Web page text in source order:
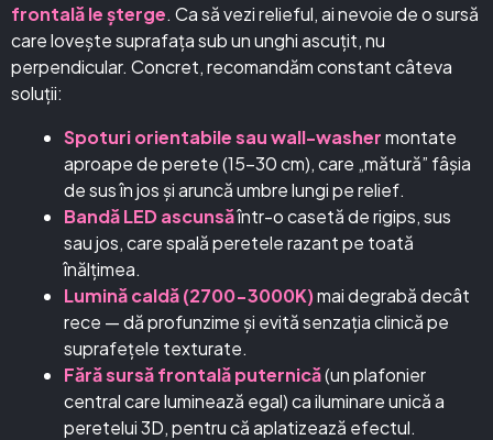
frontală le șterge. Ca să vezi relieful, ai nevoie de o sursă
care lovește suprafața sub un unghi ascuțit, nu
perpendicular. Concret, recomandăm constant câteva
soluții:
Spoturi orientabile sau wall-washermontate
aproape de perete (15-30 cm), care „mătură” fâșia
de sus în jos și aruncă umbre lungi pe relief.
Bandă LED ascunsăîntr-o casetă de rigips, sus
sau jos, care spală peretele razant pe toată
înălțimea.
Lumină caldă (2700-3000K)mai degrabă decât
rece — dă profunzime și evită senzația clinică pe
suprafețele texturate.
Fără sursă frontală puternică(un plafonier
central care luminează egal) ca iluminare unică a
peretelui 3D, pentru că aplatizează efectul.